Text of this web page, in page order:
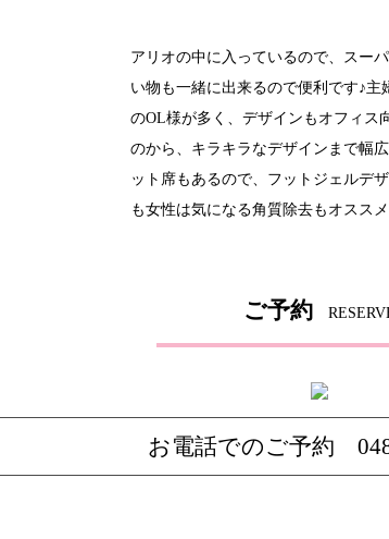
アリオの中に入っているので、スー
い物も一緒に出来るので便利です♪主
のOL様が多く、デザインもオフィス
のから、キラキラなデザインまで幅
ット席もあるので、フットジェルデ
も女性は気になる角質除去もオスス
ご予約
お電話でのご予約